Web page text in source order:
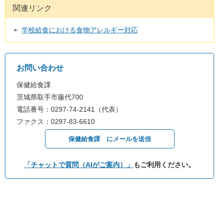
関連リンク
学校給食における食物アレルギー対応
お問い合わせ
保健給食課
茨城県取手市藤代700
電話番号：0297-74-2141（代表）
ファクス：0297-83-6610
保健給食課 にメールを送信
「チャットで質問（AIがご案内）」 もご利用ください。